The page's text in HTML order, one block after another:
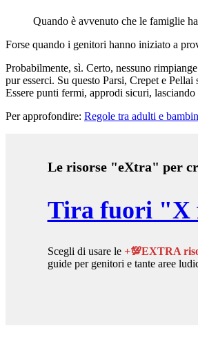
Quando è avvenuto che le famiglie
Forse quando i genitori hanno iniziato a
Probabilmente, sì. Certo, nessuno
pur esserci. Su questo Parsi, Crepet e
Essere punti fermi, approdi sicuri,
Per approfondire: Regole tra adulti e
Le risorse "eXtra" per
Tira fuori "X
Scegli di usare le +💯EXTRA
guide per genitori e tante aree